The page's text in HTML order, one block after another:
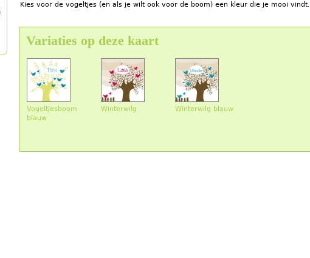
Kies voor de vogeltjes (en als je wilt ook voor de boom) een kleur die je mooi vindt.
Variaties op deze kaart
Vogeltjesboom
blauw
Winterwilg Winterwilg blauw